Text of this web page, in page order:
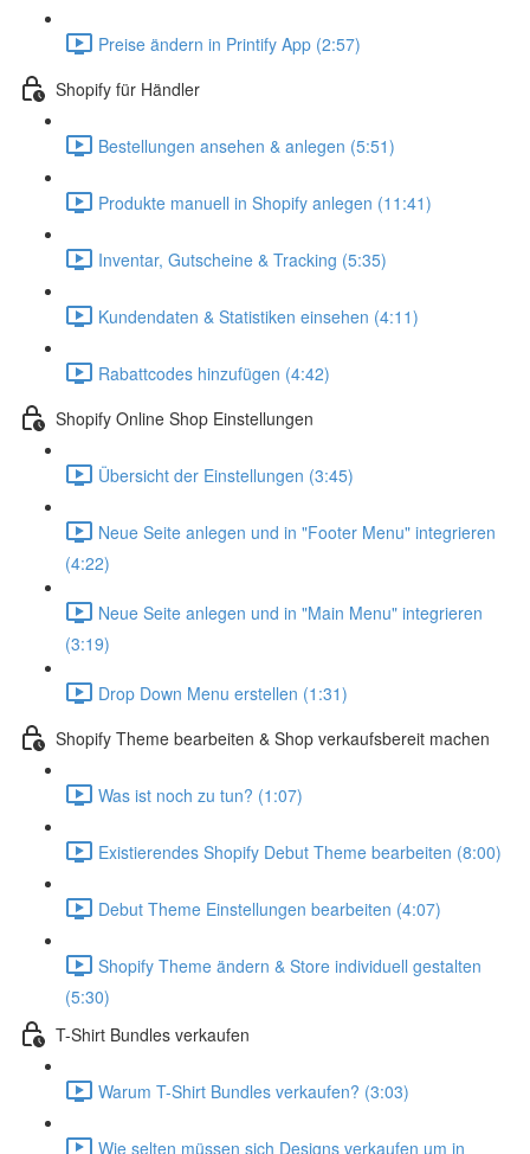
Preise ändern in Printify App (2:57)
Shopify für Händler
Bestellungen ansehen & anlegen (5:51)
Produkte manuell in Shopify anlegen (11:41)
Inventar, Gutscheine & Tracking (5:35)
Kundendaten & Statistiken einsehen (4:11)
Rabattcodes hinzufügen (4:42)
Shopify Online Shop Einstellungen
Übersicht der Einstellungen (3:45)
Neue Seite anlegen und in "Footer Menu" integrieren
(4:22)
Neue Seite anlegen und in "Main Menu" integrieren
(3:19)
Drop Down Menu erstellen (1:31)
Shopify Theme bearbeiten & Shop verkaufsbereit machen
Was ist noch zu tun? (1:07)
Existierendes Shopify Debut Theme bearbeiten (8:00)
Debut Theme Einstellungen bearbeiten (4:07)
Shopify Theme ändern & Store individuell gestalten
(5:30)
T-Shirt Bundles verkaufen
Warum T-Shirt Bundles verkaufen? (3:03)
Wie selten müssen sich Designs verkaufen um in